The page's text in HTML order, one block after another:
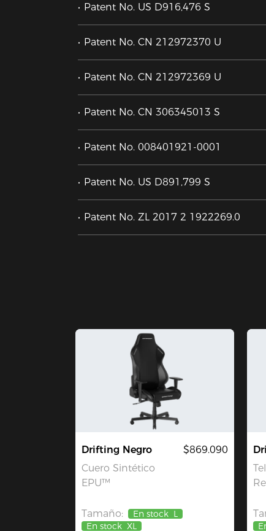
Patent No. US D916,476 S
Patent No. CN 212972370 U
Patent No. CN 212972369 U
Patent No. CN 306345013 S
Patent No. 008401921-0001
Patent No. US D891,799 S
Patent No. ZL 2017 2 1922269.0
Drifting Negro
Cuero Sintético
EPU™
$869.090
Tamaño: En stock L
En stock XL